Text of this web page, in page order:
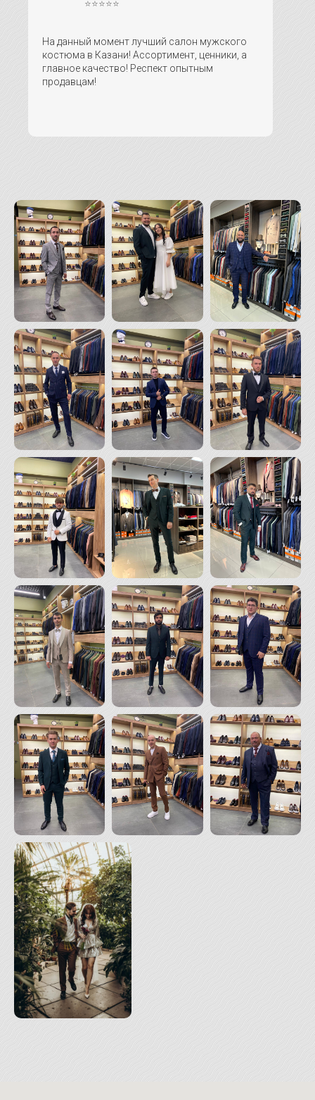
⭐⭐⭐⭐⭐
На данный момент лучший салон мужского
костюма в Казани! Ассортимент, ценники, а
главное качество! Респект опытным
продавцам!